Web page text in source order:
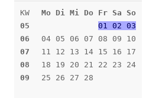
KW
05
06
07
08
09
Mo Di Mi Do Fr Sa So
01 02 03
04 05 06 07 08 09 10
11 12 13 14 15 16 17
18 19 20 21 22 23 24
25 26 27 28